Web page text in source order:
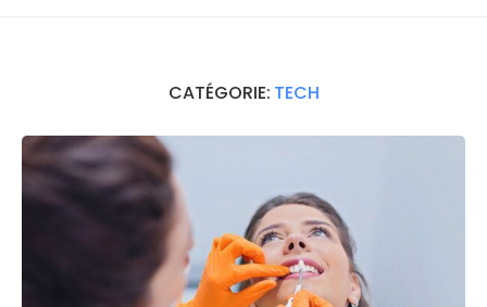
CATÉGORIE: TECH